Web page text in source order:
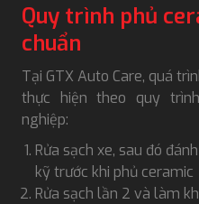
Quy trình phủ
chuẩn
Tại GTX Auto Care, quá
thực hiện theo quy
nghiệp:
Rửa sạch xe, sau đó
kỹ trước khi phủ ceramic
Rửa sạch lần 2 và làm